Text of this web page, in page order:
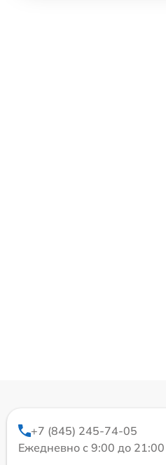
+7 (845) 245-74-05
Ежедневно с 9:00 до 21:00